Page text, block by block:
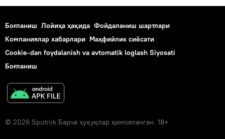
Боғланиш Лойиҳа ҳақида Фойдаланиш шартлари
Компаниялар хабарлари Маҳфийлик сиёсати
Cookie-dan foydalanish va avtomatik loglash Siyosati
Боғланиш
© 2026 Sputnik Барча ҳуқуқлар ҳимояланган. 18+